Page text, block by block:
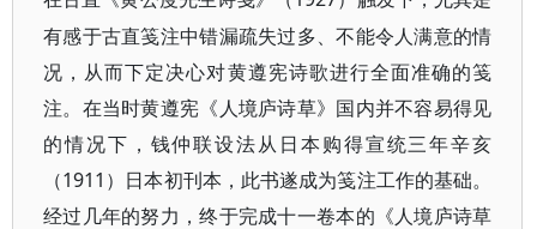
有感于古直笺注中错漏疏失过多、不能令人满意的情
况，从而下定决心对黄遵宪诗歌进行全面准确的笺
注。在当时黄遵宪《人境庐诗草》国内并不容易得见
的情况下，钱仲联设法从日本购得宣统三年辛亥
（1911）日本初刊本，此书遂成为笺注工作的基础。
经过几年的努力，终于完成十一卷本的《人境庐诗草